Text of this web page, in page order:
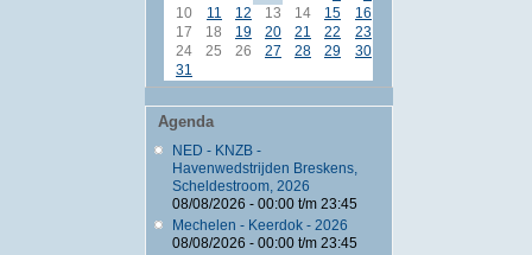
10
11 12 13 14 15
16
17
18 19 20 21 22
23
24
25 26 27 28 29
30
31
Agenda
NED - KNZB -
Havenwedstrijden Breskens,
Scheldestroom, 2026
08/08/2026 - 00:00t/m 23:45
Mechelen - Keerdok - 2026
08/08/2026 - 00:00t/m 23:45